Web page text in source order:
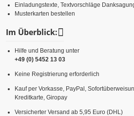
Einladungstexte, Textvorschläge
Musterkarten bestellen
Im Überblick:
Hilfe und Beratung unter
+49 (0) 5452 13 03
Keine Registrierung erforderlich
Kauf per Vorkasse, PayPal,
Kreditkarte, Giropay
Versicherter Versand ab 5,95 Euro (DHL)